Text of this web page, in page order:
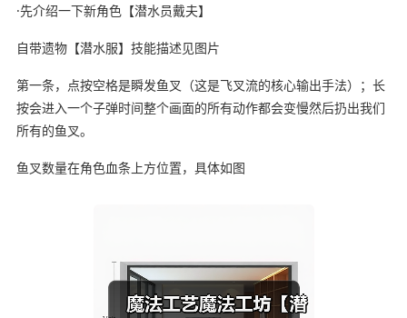
·先介绍一下新角色【潜水员戴夫】
自带遗物【潜水服】技能描述见图片
第一条，点按空格是瞬发鱼叉（这是飞叉流的核心输出手法）；长
按会进入一个子弹时间整个画面的所有动作都会变慢然后扔出我们
所有的鱼叉。
鱼叉数量在角色血条上方位置，具体如图